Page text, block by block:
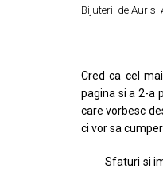
Bijuterii de Aur
Cred ca cel
pagina si a 2-a
care vorbesc
ci vor sa
Sfaturi si